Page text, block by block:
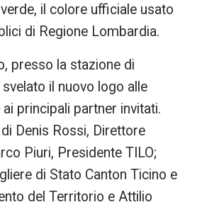
il colore ufficiale usato
di Regione Lombardia.
presso la stazione di
il nuovo logo alle
principali partner invitati.
Denis Rossi, Direttore
Piuri, Presidente TILO;
di Stato Canton Ticino e
del Territorio e Attilio